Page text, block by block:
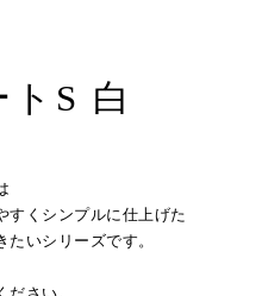
S 白
すくシンプルに仕上げた
いシリーズです。